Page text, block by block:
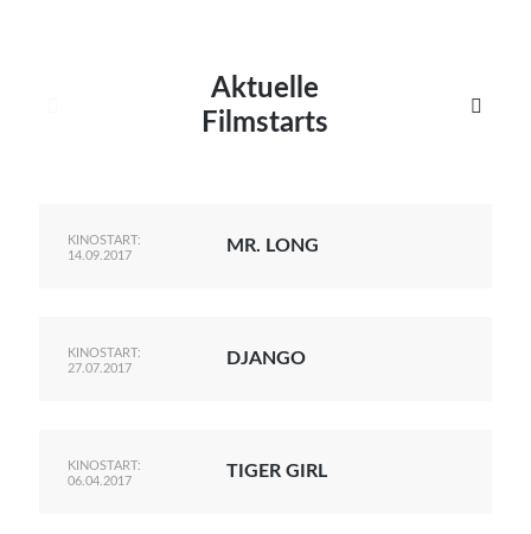
Aktuelle
Filmstarts

KINOSTART:
14.09.2017
MR. LONG
KINOSTART:
27.07.2017
DJANGO
KINOSTART:
06.04.2017
TIGER GIRL